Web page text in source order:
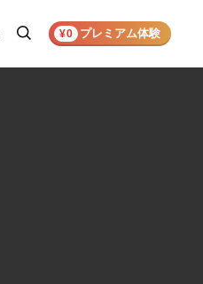
検
¥0 プレミアム体験